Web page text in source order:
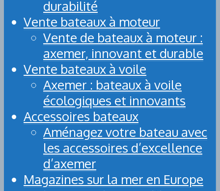
durabilité
Vente bateaux à moteur
Vente de bateaux à moteur :
axemer, innovant et durable
Vente bateaux à voile
Axemer : bateaux à voile
écologiques et innovants
Accessoires bateaux
Aménagez votre bateau avec
les accessoires d’excellence
d’axemer
Magazines sur la mer en Europe